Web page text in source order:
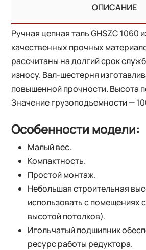
ОПИСАНИЕ
Ручная цепная таль GHSZC 1060
качественных прочных
рассчитаны на долгий срок
износу. Вал-шестерня
повышенной прочности. Высота
Значение грузоподъемности —
Особенности модели:
Малый вес.
Компактность.
Простой монтаж.
Небольшая строительная
использовать с помещениях
высотой потолков).
Игольчатый подшипник
ресурс работы редуктора.